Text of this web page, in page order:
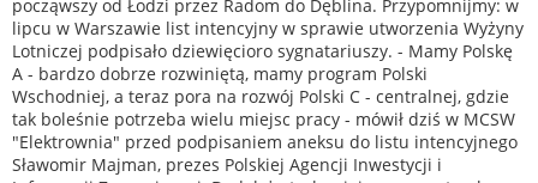
począwszy od Łodzi przez Radom do Dęblina. Przypomnijmy: w
lipcu w Warszawie list intencyjny w sprawie utworzenia Wyżyny
Lotniczej podpisało dziewięcioro sygnatariuszy. - Mamy Polskę
A - bardzo dobrze rozwiniętą, mamy program Polski
Wschodniej, a teraz pora na rozwój Polski C - centralnej, gdzie
tak boleśnie potrzeba wielu miejsc pracy - mówił dziś w MCSW
"Elektrownia" przed podpisaniem aneksu do listu intencyjnego
Sławomir Majman, prezes Polskiej Agencji Inwestycji i